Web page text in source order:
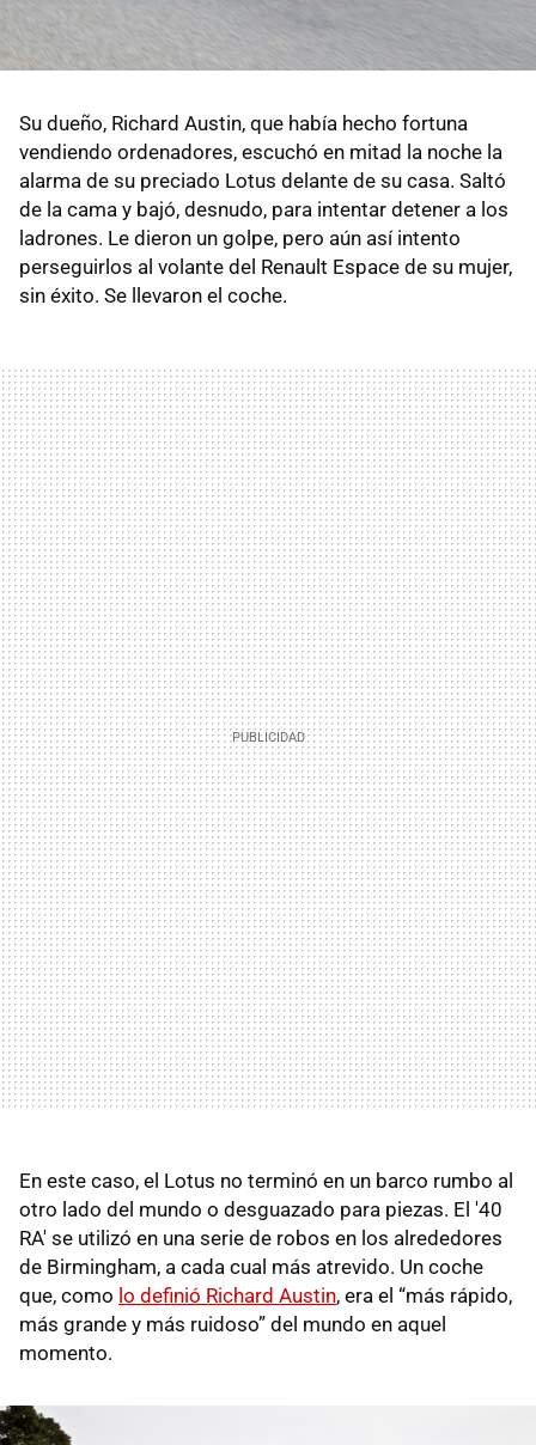
Su dueño, Richard Austin, que había hecho fortuna
vendiendo ordenadores, escuchó en mitad la noche la
alarma de su preciado Lotus delante de su casa. Saltó
de la cama y bajó, desnudo, para intentar detener a los
ladrones. Le dieron un golpe, pero aún así intento
perseguirlos al volante del Renault Espace de su mujer,
sin éxito. Se llevaron el coche.
En este caso, el Lotus no terminó en un barco rumbo al
otro lado del mundo o desguazado para piezas. El '40
RA' se utilizó en una serie de robos en los alrededores
de Birmingham, a cada cual más atrevido. Un coche
que, como lo definió Richard Austin, era el “más rápido,
más grande y más ruidoso” del mundo en aquel
momento.